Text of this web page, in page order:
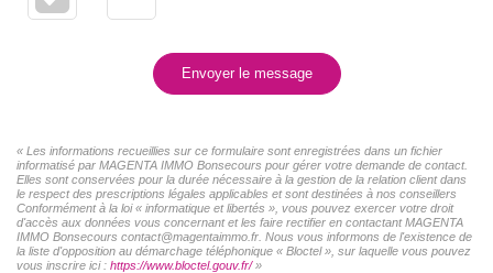
Envoyer le message
« Les informations recueillies sur ce formulaire sont enregistrées dans un fichier
informatisé par MAGENTA IMMO Bonsecours pour gérer votre demande de contact.
Elles sont conservées pour la durée nécessaire à la gestion de la relation client dans
le respect des prescriptions légales applicables et sont destinées à nos conseillers
Conformément à la loi « informatique et libertés », vous pouvez exercer votre droit
d'accès aux données vous concernant et les faire rectifier en contactant MAGENTA
IMMO Bonsecours contact@magentaimmo.fr. Nous vous informons de l'existence de
la liste d'opposition au démarchage téléphonique « Bloctel », sur laquelle vous pouvez
vous inscrire ici : https://www.bloctel.gouv.fr/»